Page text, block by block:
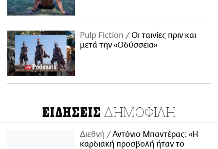
Pulp Fiction
Οι ταινίες πριν και
μετά την «Οδύσσεια»
ΕΙΔΗΣΕΙΣ ΔΗΜΟΦΙΛΗ
Διεθνή
Αντόνιο Μπαντέρας: «Η
καρδιακή προσβολή ήταν το